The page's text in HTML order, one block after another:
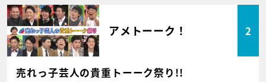
アメトーーク！ 2
売れっ子芸人の貴重トーーク祭り!!